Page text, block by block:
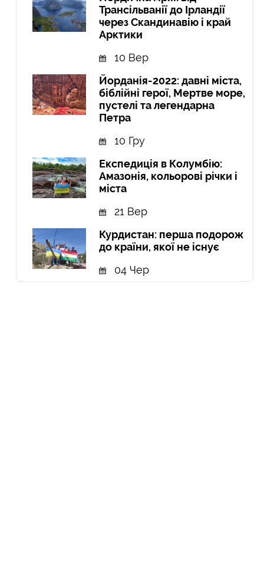
Трансільванії до Ірландії
через Скандинавію і край
Арктики
10 Вер
Йорданія-2022: давні міста,
біблійні герої, Мертве море,
пустелі та легендарна
Петра
10 Гру
Експедиція в Колумбію:
Амазонія, кольорові річки і
міста
21 Вер
Курдистан: перша подорож
до країни, якої не існує
04 Чер